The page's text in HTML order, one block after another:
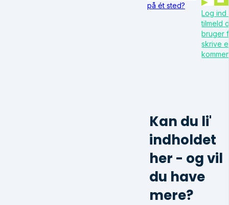
på ét sted?
Log ind
tilmeld
bruger
skrive
Kan du li'
indholdet
her - og vil
du have
mere?